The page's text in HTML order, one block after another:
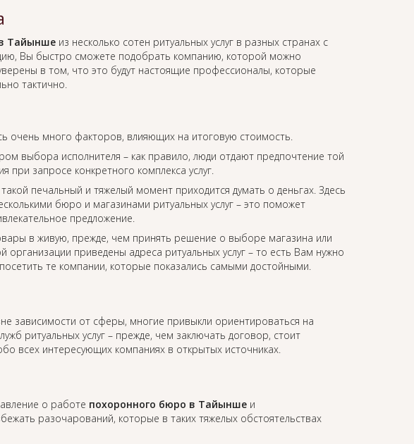
Тайыншеиз несколько сотен ритуальных услуг в разных странах с
Вы быстро сможете подобрать компанию, которой можно
в том, что это будут настоящие профессионалы, которые
тактично.
очень много факторов, влияющих на итоговую стоимость.
выбора исполнителя – как правило, люди отдают предпочтение той
при запросе конкретного комплекса услуг.
печальный и тяжелый момент приходится думать о деньгах. Здесь
бюро и магазинами ритуальных услуг – это поможет
предложение.
в живую, прежде, чем принять решение о выборе магазина или
приведены адреса ритуальных услуг – то есть Вам нужно
те компании, которые показались самыми достойными.
зависимости от сферы, многие привыкли ориентироваться на
ритуальных услуг – прежде, чем заключать договор, стоит
всех интересующих компаниях в открытых источниках.
о работе похоронного бюро в Тайыншеи
разочарований, которые в таких тяжелых обстоятельствах